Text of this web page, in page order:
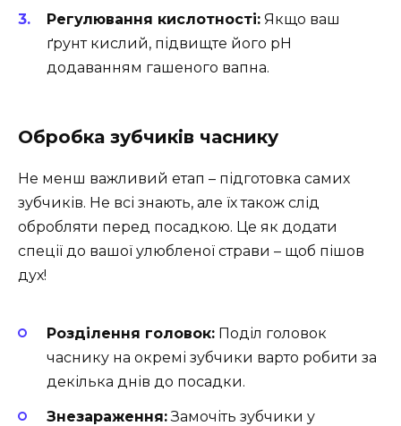
Регулювання кислотності: Якщо ваш
ґрунт кислий, підвищте його pH
додаванням гашеного вапна.
Обробка зубчиків часнику
Не менш важливий етап – підготовка самих
зубчиків. Не всі знають, але їх також слід
обробляти перед посадкою. Це як додати
спеції до вашої улюбленої страви – щоб пішов
дух!
Розділення головок: Поділ головок
часнику на окремі зубчики варто робити за
декілька днів до посадки.
Знезараження:Замочіть зубчики у